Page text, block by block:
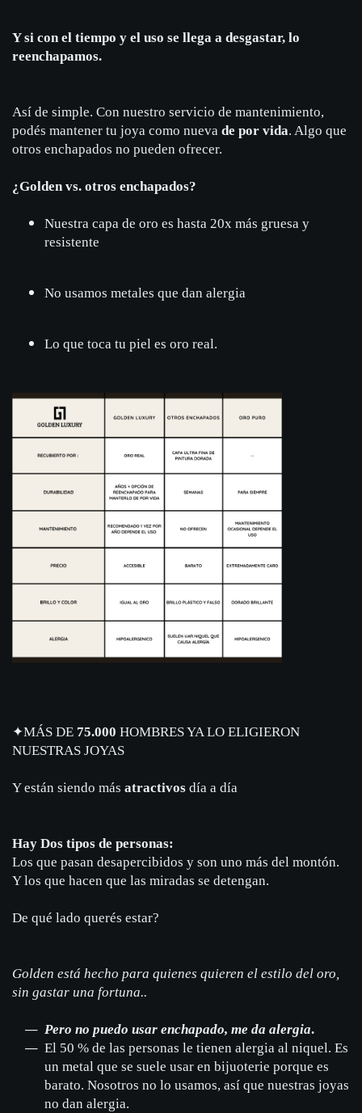
Y si con el tiempo y el uso se llega a desgastar, lo
reenchapamos.
Así de simple. Con nuestro servicio de mantenimiento,
podés mantener tu joya como nueva de por vida. Algo que
otros enchapados no pueden ofrecer.
¿Golden vs. otros enchapados?
Nuestra capa de oro es hasta 20x más gruesa y
resistente
No usamos metales que dan alergia
Lo que toca tu piel es oro real.
✦MÁS DE 75.000 HOMBRES YA LO ELIGIERON
NUESTRAS JOYAS
Y están siendo más atractivos día a día
Hay Dos tipos de personas:
Los que pasan desapercibidos y son uno más del montón.
Y los que hacen que las miradas se detengan.
De qué lado querés estar?
Golden está hecho para quienes quieren el estilo del oro,
sin gastar una fortuna..
Pero no puedo usar enchapado, me da alergia.
El 50 % de las personas le tienen alergia al niquel. Es
un metal que se suele usar en bijuoterie porque es
barato. Nosotros no lo usamos, así que nuestras joyas
no dan alergia.